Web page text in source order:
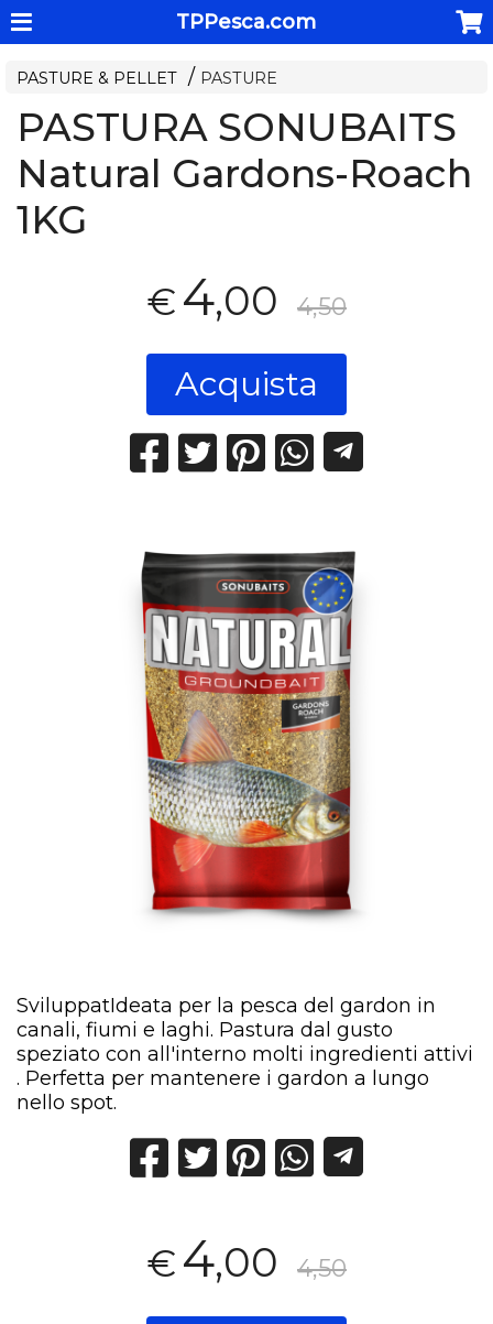
TPPesca.com
PASTURE & PELLET PASTURE
PASTURA SONUBAITS
Natural Gardons-Roach
1KG
€4,00 4,50
Acquista
SviluppatIdeata per la pesca del gardon in
canali, fiumi e laghi. Pastura dal gusto
speziato con all'interno molti ingredienti attivi
. Perfetta per mantenere i gardon a lungo
nello spot.
€4,00 4,50